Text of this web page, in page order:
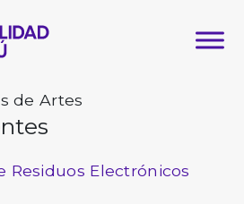
de Artes
Residuos Electrónicos